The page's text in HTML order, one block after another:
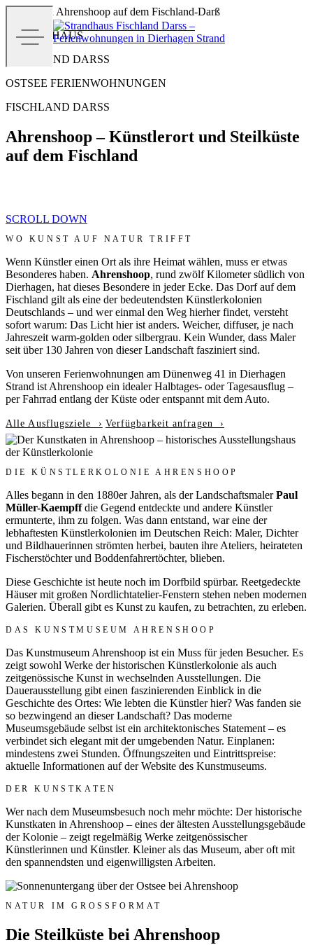
Strand von Ahrenshoop auf dem Fischland-Darß
STRANDHAUS
FISCHLAND DARSS
OSTSEE FERIENWOHNUNGEN
FISCHLAND DARSS
Ahrenshoop – Künstlerort und Steilküste
auf dem Fischland
SCROLL DOWN
WO KUNST AUF NATUR TRIFFT
Wenn Künstler einen Ort als ihre Heimat wählen, muss er etwas
Besonderes haben. Ahrenshoop, rund zwölf Kilometer südlich von
Dierhagen, hat dieses Besondere in jeder Ecke. Das Dorf auf dem
Fischland gilt als eine der bedeutendsten Künstlerkolonien
Deutschlands – und wer einmal den Weg hierher findet, versteht
sofort warum: Das Licht hier ist anders. Weicher, diffuser, je nach
Jahreszeit warm-golden oder silbergrau. Kein Wunder, dass Maler
seit über 130 Jahren von dieser Landschaft fasziniert sind.
Von unseren Ferienwohnungen am Dünenweg 41 in Dierhagen
Strand ist Ahrenshoop ein idealer Halbtages- oder Tagesausflug –
per Fahrrad entlang der Küste oder entspannt mit dem Auto.
Alle Ausflugsziele › Verfügbarkeit anfragen ›
DIE KÜNSTLERKOLONIE AHRENSHOOP
Alles begann in den 1880er Jahren, als der LandschaftsmalerPaul
Müller-Kaempffdie Gegend entdeckte und andere Künstler
ermunterte, ihm zu folgen. Was dann entstand, war eine der
lebhaftesten Künstlerkolonien im Deutschen Reich: Maler, Dichter
und Bildhauerinnen strömten herbei, bauten ihre Ateliers, heirateten
Fischerstöchter und Boddenfahrertöchter, blieben.
Diese Geschichte ist heute noch im Dorfbild spürbar. Reetgedeckte
Häuser mit großen Nordlichtatelier-Fenstern stehen neben modernen
Galerien. Überall gibt es Kunst zu kaufen, zu betrachten, zu erleben.
DAS KUNSTMUSEUM AHRENSHOOP
Das Kunstmuseum Ahrenshoop ist ein Muss für jeden Besucher. Es
zeigt sowohl Werke der historischen Künstlerkolonie als auch
zeitgenössische Kunst in wechselnden Ausstellungen. Die
Dauerausstellung gibt einen faszinierenden Einblick in die
Geschichte des Ortes: Wie lebten die Künstler hier? Was fanden sie
so bezwingend an dieser Landschaft? Das moderne
Museumsgebäude selbst ist ein architektonisches Statement – es
verbindet sich elegant mit der umgebenden Natur. Einplanen:
mindestens zwei Stunden. Öffnungszeiten und Eintrittspreise:
aktuelle Informationen auf der Website des Kunstmuseums.
DER KUNSTKATEN
Wer nach dem Museumsbesuch noch mehr möchte: Der historische
Kunstkaten in Ahrenshoop – eines der ältesten Ausstellungsgebäude
der Kolonie – zeigt regelmäßig Werke zeitgenössischer
Künstlerinnen und Künstler. Kleiner als das Museum, aber oft mit
den spannendsten und eigenwilligsten Arbeiten.
NATUR IM GROSSFORMAT
Die Steilküste bei Ahrenshoop